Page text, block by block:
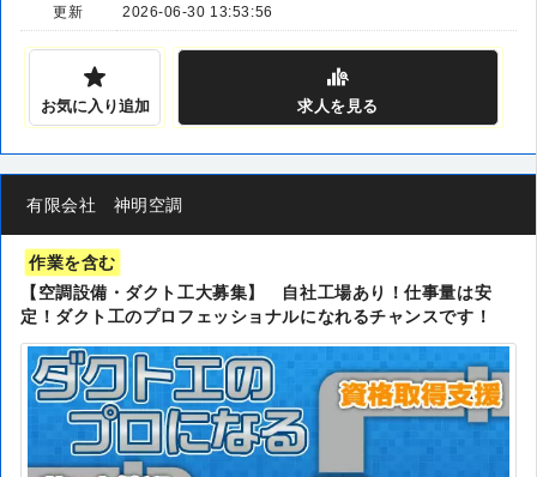
更新 2026-06-30 13:53:56
お気に入り追加 求人を見る
有限会社 神明空調
作業を含む
【空調設備・ダクト工大募集】 自社工場あり！仕事量は安
定！ダクト工のプロフェッショナルになれるチャンスです！